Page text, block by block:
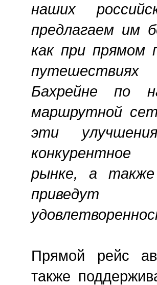
наших
предлагаем им
как при прямом
Бахрейне по
маршрутной
эти
рынке, а
Прямой рейс
также